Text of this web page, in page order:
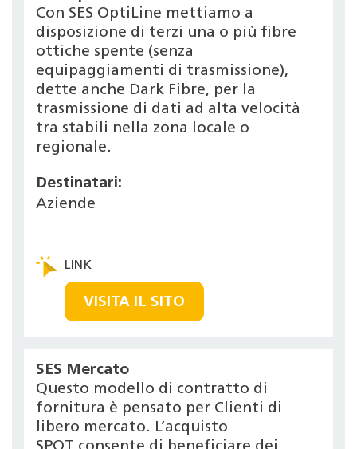
Con SES OptiLine mettiamo a
disposizione di terzi una o più fibre
ottiche spente (senza
equipaggiamenti di trasmissione),
dette anche Dark Fibre, per la
trasmissione di dati ad alta velocità
tra stabili nella zona locale o
regionale.
Destinatari:
Aziende
VISITA IL SITO
SES Mercato
Questo modello di contratto di
fornitura è pensato per Clienti di
libero mercato. L’acquisto